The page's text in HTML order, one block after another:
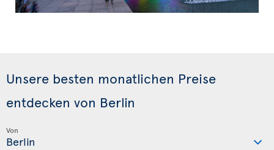
Unsere besten monatlichen Preise
entdecken von Berlin
Von